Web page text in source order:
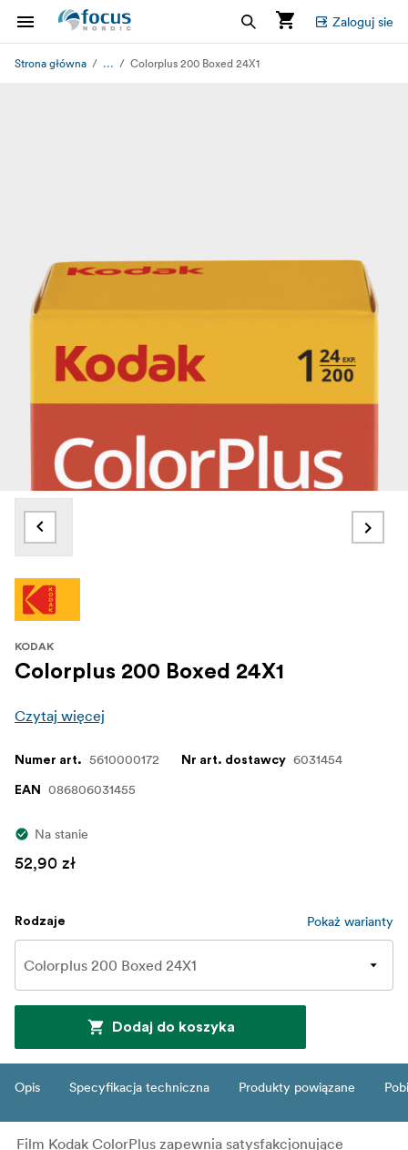
Zaloguj sie
Strona główna ... Colorplus 200 Boxed 24X1
KODAK
Colorplus 200 Boxed 24X1
Czytaj więcej
Numer art. 5610000172 Nr art. dostawcy 6031454
EAN 086806031455
Na stanie
52,90 zł
Rodzaje Pokaż warianty
Dodaj do koszyka
Opis Specyfikacja techniczna Produkty powiązane
Film Kodak ColorPlus zapewnia satysfakcjonujące